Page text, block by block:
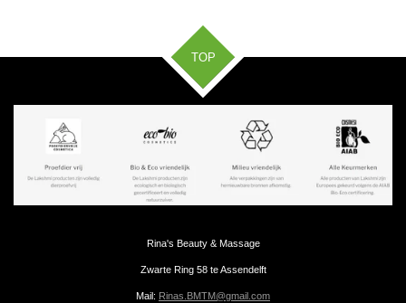
TOP
Rina's Beauty & Massage
Zwarte Ring 58 te Assendelft
Mail: Rinas.BMTM@gmail.com